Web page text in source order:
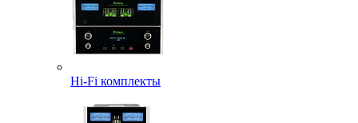
Hi-Fi комплекты